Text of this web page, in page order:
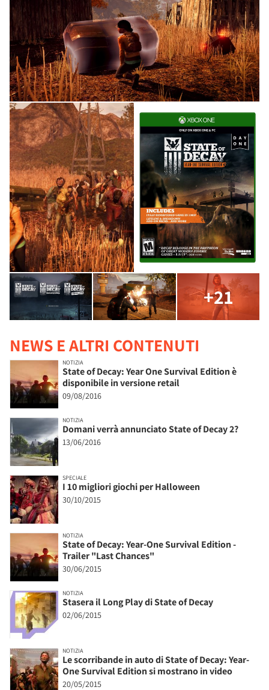
+21
NEWS E ALTRI CONTENUTI
NOTIZIA
State of Decay: Year One Survival Edition è
disponibile in versione retail
09/08/2016
NOTIZIA
Domani verrà annunciato State of Decay 2?
13/06/2016
SPECIALE
I 10 migliori giochi per Halloween
30/10/2015
NOTIZIA
State of Decay: Year-One Survival Edition -
Trailer "Last Chances"
30/06/2015
NOTIZIA
Stasera il Long Play di State of Decay
02/06/2015
NOTIZIA
Le scorribande in auto di State of Decay: Year-
One Survival Edition si mostrano in video
20/05/2015